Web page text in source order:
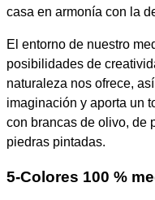
casa en armonía con la
El entorno de nuestro
posibilidades de
naturaleza nos ofrece,
imaginación y aporta un
con brancas de olivo, de
piedras pintadas.
5-Colores 100 %